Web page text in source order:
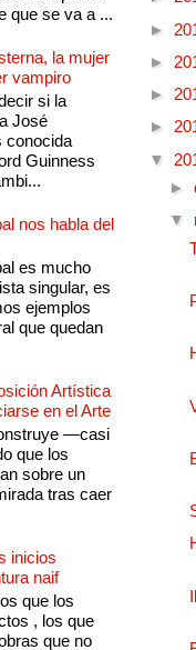
que se va a ...
la mujer
vampiro
si la
José
conocida
Guinness
nos habla del
es mucho
singular, es
ejemplos
que quedan
Artística
en el Arte
—casi
que los
sobre un
tras caer
inicios
naif
que los
, los que
que no
►
►
►
►
▼
►
▼